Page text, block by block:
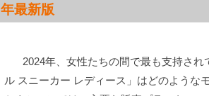
年最新版
2024年、女性たちの間で最も支持さ
ル スニーカー レディース」はどのような